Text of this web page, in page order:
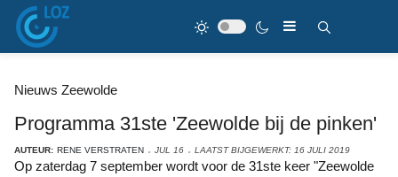
Nieuws Zeewolde
Programma 31ste 'Zeewolde bij de pinken'
AUTEUR: RENE VERSTRATEN JUL 16 LAATST BIJGEWERKT: 16 JULI 2019
Op zaterdag 7 september wordt voor de 31ste keer "Zeewolde